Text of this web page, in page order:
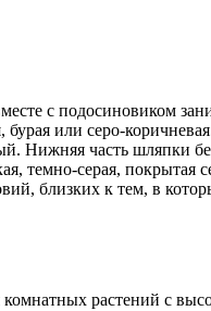
с подосиновиком
бурая или серо-
Нижняя часть шляпки
темно-серая,
близких к тем, в
растений с